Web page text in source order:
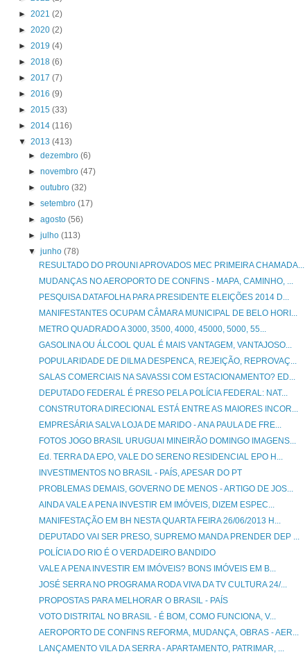
► 2021 (2)
► 2020 (2)
► 2019 (4)
► 2018 (6)
► 2017 (7)
► 2016 (9)
► 2015 (33)
► 2014 (116)
▼ 2013 (413)
►dezembro(6)
►novembro(47)
►outubro(32)
►setembro(17)
►agosto(56)
►julho(113)
▼junho(78)
RESULTADO DO PROUNI APROVADOS MEC PRIMEIRA CHAMADA...
MUDANÇAS NO AEROPORTO DE CONFINS - MAPA, CAMINHO, ...
PESQUISA DATAFOLHA PARA PRESIDENTE ELEIÇÕES 2014 D...
MANIFESTANTES OCUPAM CÂMARA MUNICIPAL DE BELO HORI...
METRO QUADRADO A 3000, 3500, 4000, 45000, 5000, 55...
GASOLINA OU ÁLCOOL QUAL É MAIS VANTAGEM, VANTAJOSO...
POPULARIDADE DE DILMA DESPENCA, REJEIÇÃO, REPROVAÇ...
SALAS COMERCIAIS NA SAVASSI COM ESTACIONAMENTO? ED...
DEPUTADO FEDERAL É PRESO PELA POLÍCIA FEDERAL: NAT...
CONSTRUTORA DIRECIONAL ESTÁ ENTRE AS MAIORES INCOR...
EMPRESÁRIA SALVA LOJA DE MARIDO - ANA PAULA DE FRE...
FOTOS JOGO BRASIL URUGUAI MINEIRÃO DOMINGO IMAGENS...
Ed. TERRA DA EPO, VALE DO SERENO RESIDENCIAL EPO H...
INVESTIMENTOS NO BRASIL - PAÍS, APESAR DO PT
PROBLEMAS DEMAIS, GOVERNO DE MENOS - ARTIGO DE JOS...
AINDA VALE A PENA INVESTIR EM IMÓVEIS, DIZEM ESPEC...
MANIFESTAÇÃO EM BH NESTA QUARTA FEIRA 26/06/2013 H...
DEPUTADO VAI SER PRESO, SUPREMO MANDA PRENDER DEP ...
POLÍCIA DO RIO É O VERDADEIRO BANDIDO
VALE A PENA INVESTIR EM IMÓVEIS? BONS IMÓVEIS EM B...
JOSÉ SERRA NO PROGRAMA RODA VIVA DA TV CULTURA 24/...
PROPOSTAS PARA MELHORAR O BRASIL - PAÍS
VOTO DISTRITAL NO BRASIL - É BOM, COMO FUNCIONA, V...
AEROPORTO DE CONFINS REFORMA, MUDANÇA, OBRAS - AER...
LANÇAMENTO VILA DA SERRA - APARTAMENTO, PATRIMAR, ...